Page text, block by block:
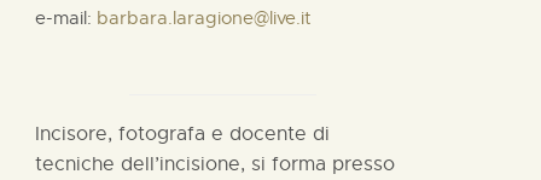
e-mail: barbara.laragione@live.it
Incisore, fotografa e docente di
tecniche dell’incisione, si forma presso